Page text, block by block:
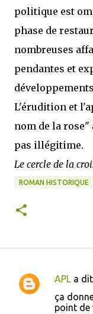
politique est
phase de
nombreuses
pendantes et
L'érudition et
nom de la
pas illégitime.
Le cercle de la
ROMAN HISTORIQUE
C
APL a
ça
point de